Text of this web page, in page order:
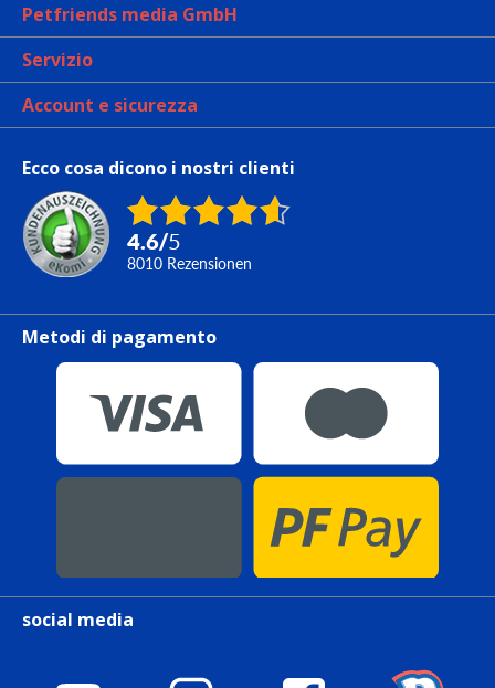
Petfriends media GmbH
Servizio
Account e sicurezza
Ecco cosa dicono i nostri clienti
4.6/5
8010 Rezensionen
Metodi di pagamento
social media